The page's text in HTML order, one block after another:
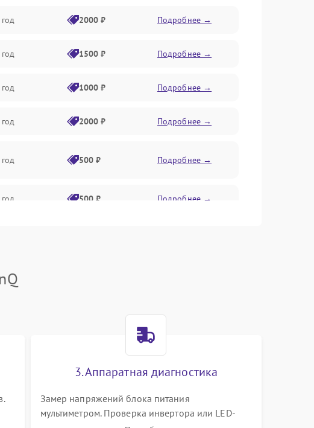
2000 ₽ Подробнее →
1500 ₽ Подробнее →
1000 ₽ Подробнее →
2000 ₽ Подробнее →
500 ₽ Подробнее →
500 ₽ Подробнее →
3. Аппаратная диагностика
Замер напряжений блока питания
мультиметром. Проверка инвертора или LED-